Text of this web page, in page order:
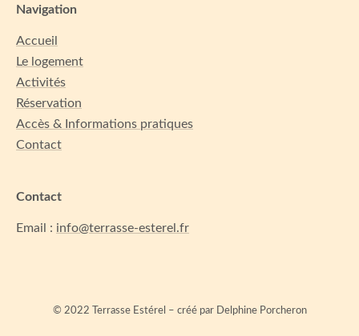
Navigation
Accueil
Le logement
Activités
Réservation
Accès & Informations pratiques
Contact
Contact
Email : info@terrasse-esterel.fr
© 2022 Terrasse Estérel – créé par Delphine Porcheron